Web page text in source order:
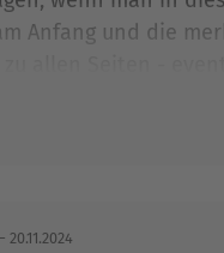
Anfang und die
20.11.2024